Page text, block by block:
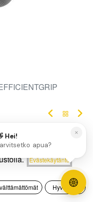
ostoskoriin
0
Toivelista Tili
XL
303210
sinulle paremman
Evästekäytäntö
Hyväksyn